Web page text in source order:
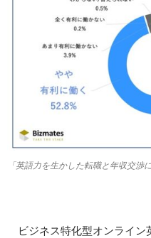
「英語力を生かした転職と年収交渉
ビジネス特化型オンライン